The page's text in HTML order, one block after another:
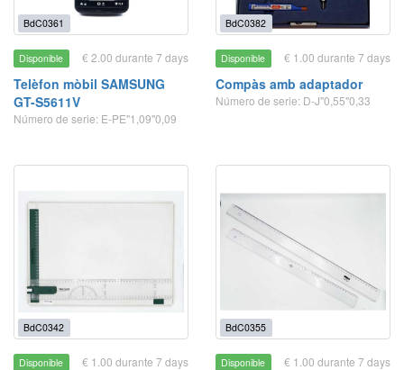
BdC0361
Disponible € 2.00 durante 7 days
Telèfon mòbil SAMSUNG
GT-S5611V
Número de serie: E-PE"1,09"0,09
BdC0382
Disponible € 1.00 durante 7 days
Compàs amb adaptador
Número de serie: D-J"0,55"0,33
BdC0342
Disponible € 1.00 durante 7 days
BdC0355
Disponible € 1.00 durante 7 days